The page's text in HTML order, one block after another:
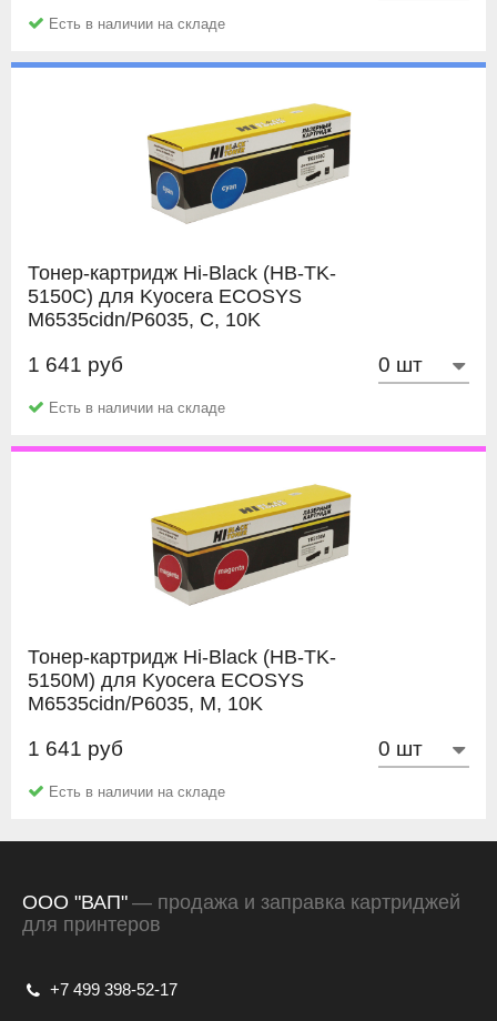
картриджа (например в нашей компании). Заправка от 2
Упаковку картриджа;
Есть в наличии на складе
Тонер-картридж Hi-Black (HB-TK-
5150C) для Kyocera ECOSYS
M6535cidn/P6035, C, 10K
Hi-Black
1 641 руб
Есть в наличии на складе
Тонер-картридж Hi-Black (HB-TK-
5150M) для Kyocera ECOSYS
M6535cidn/P6035, M, 10K
Hi-Black
1 641 руб
Есть в наличии на складе
ООО "ВАП" — продажа и заправка картриджей
для принтеров
+7 499 398-52-17